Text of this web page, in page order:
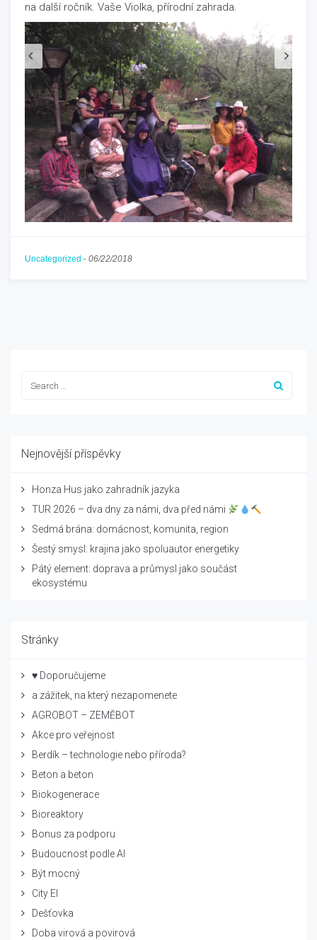
na další ročník. Vaše Violka, přírodní zahrada.
Uncategorized - 06/22/2018
Nejnovější příspěvky
Honza Hus jako zahradník jazyka
TUR 2026 – dva dny za námi, dva před námi
Sedmá brána: domácnost, komunita, region
Šestý smysl: krajina jako spoluautor energetiky
Pátý element: doprava a průmysl jako součást
ekosystému
Stránky
♥ Doporučujeme
a zážitek, na který nezapomenete
AGROBOT – ZEMĚBOT
Akce pro veřejnost
Berdík – technologie nebo příroda?
Beton a beton
Biokogenerace
Bioreaktory
Bonus za podporu
Budoucnost podle AI
Být mocný
City El
Dešťovka
Doba virová a povirová